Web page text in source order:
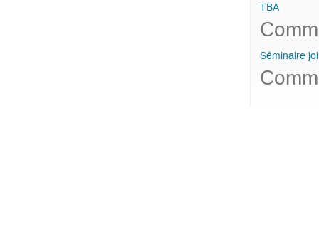
TBA
Séminaire